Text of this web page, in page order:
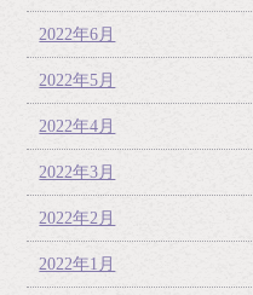
2022年6月
2022年5月
2022年4月
2022年3月
2022年2月
2022年1月